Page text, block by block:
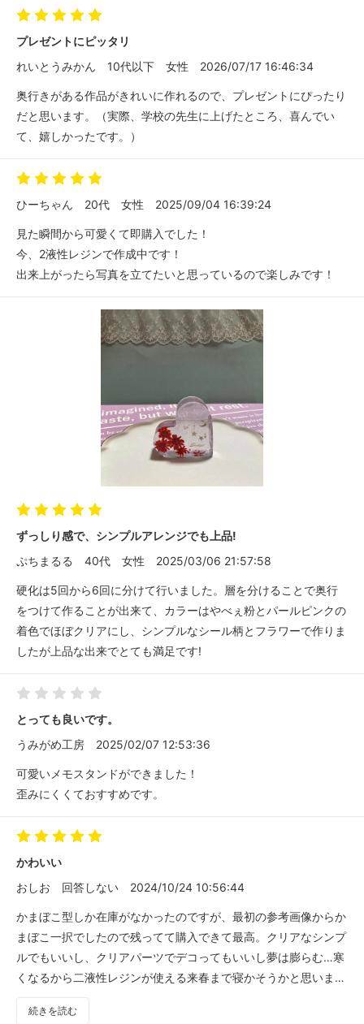
プレゼントにピッタリ
れいとうみかん
10代以下 女性 2026/07/17 16:46:34
奥行きがある作品がきれいに作れるので、プレゼントにぴったり
だと思います。（実際、学校の先生に上げたところ、喜んでい
て、嬉しかったです。）
ひーちゃん 20代 女性 2025/09/04 16:39:24
見た瞬間から可愛くて即購入でした！
今、2液性レジンで作成中です！
出来上がったら写真を立てたいと思っているので楽しみです！
ずっしり感で、シンプルアレンジでも上品!
ぷちまるる
40代 女性 2025/03/06 21:57:58
硬化は5回から6回に分けて行いました。層を分けることで奥行
をつけて作ることが出来て、カラーはやべぇ粉とパールピンクの
着色でほぼクリアにし、シンプルなシール柄とフラワーで作りま
したが上品な出来でとても満足です!
とっても良いです。
うみがめ工房
2025/02/07 12:53:36
可愛いメモスタンドができました！
歪みにくくておすすめです。
かわいい
おしお
回答しない 2024/10/24 10:56:44
かまぼこ型しか在庫がなかったのですが、最初の参考画像からか
まぼこ一択でしたので残ってて購入できて最高。クリアなシンプ
ルでもいいし、クリアパーツでデコってもいいし夢は膨らむ…寒
くなるから二液性レジンが使える来春まで寝かそうかと思いまし
で頼みます！ありがとうございます！
続きを読む